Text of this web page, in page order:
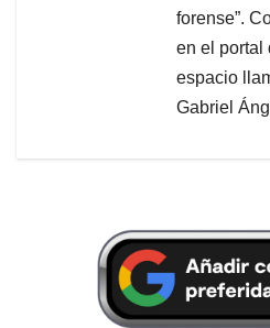
forense”.
en el portal
espacio
Gabriel